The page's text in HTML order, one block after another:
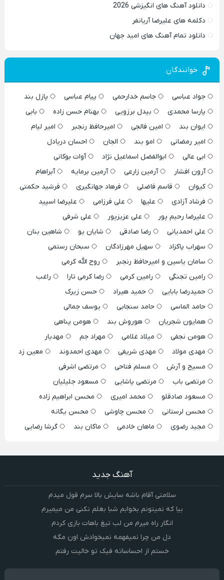
دانلود آهنگ های انگیزشی 2026
دکلمه های علیرضا آریانفر
دانلود تمام آهنگ های امید جهان
خوانندگان
جواد عباسی جاسم خدارحمی پیام عباسی
پازل بند
پارسا محمدی
بیدل برزویی بهنام حسن زاده
بابی
ایوان بند
امین فالجی امیرحافظ رنجبر
امیر لیام
امیر رمضانی
امو بند الجان
احسان دریادل
ابی عالی
ابوالفضل اسماعیل نژاد
آوات بوکانی
آرون افشار
آرمین زارعی آرمین برمایه
آبراهام
کیوان
قاسم فاضلی فرهاد جهانگیری
فرشید حکمتی
فرشاد آزادی
علیها علی فرزامی
علیرضا اسپید
علیرضا رحیم پور
علی عزیزپور
علی شرفی
علی احمدیانی
رضا صادقی شایان یو
شاهین بنان
سهراب پاکزاد
سهیل مهرزادگان
سبحان رستمی
سامان یاسین و امیرحافظ رنجبر
روح الله کرمی
رامین تجنگی
رامین کرمی رضا کرمی تارا
راغب
حمیدرضا بابایی
حمید هیراد
حسن زیرک
حامد الماسی
حامد سنجابی
یوسف جمالی
همایون شجریان
هوروش بند
هومن پناهی
هومن نجفی
میلاد غلامی مهراد جم
مهدیار
مهدی مولاد
مهدی شریفی مهدی احمدوند
معین زد
مسیح و آرش
مسلم فتاحی
مرتضی اشرفی
مرتضی باب
مرتضی پاشایی
مسعود جلیلیان
مسعود صادقلو
محمد امیری
محسن ابراهیم زاده
محسن لرستانی
محسن چاوشی
محسن یگانه
مجید رضوی
ماهان خادمی ماکان بند گرشا رضایی
آهنگ جدید
سلامتی آقام باشه سایش بالا سرم قول میدم
بیا که نمیتونم بخوابم شبا بغلم نکنی من میمیرم
انگار راه میرم من لب تیغ باهات بازی کردم
دل من چرا نمیفهمه نمیخوادش اون مگه
خستم از احساساته فیک تو خالیت رفتم